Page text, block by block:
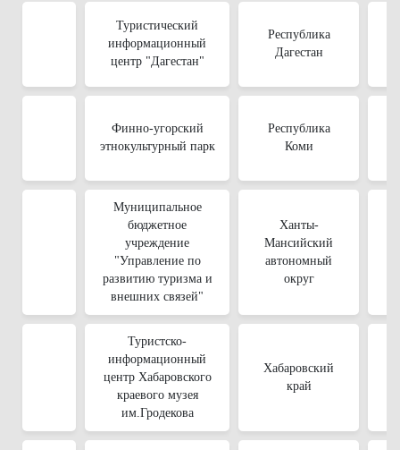
Туристический
информационный
центр "Дагестан"
Республика
Дагестан
Финно-угорский
этнокультурный парк
Республика
Коми
Муниципальное
бюджетное
учреждение
"Управление по
развитию туризма и
внешних связей"
Ханты-
Мансийский
автономный
округ
Туристско-
информационный
центр Хабаровского
краевого музея
им.Гродекова
Хабаровский
край